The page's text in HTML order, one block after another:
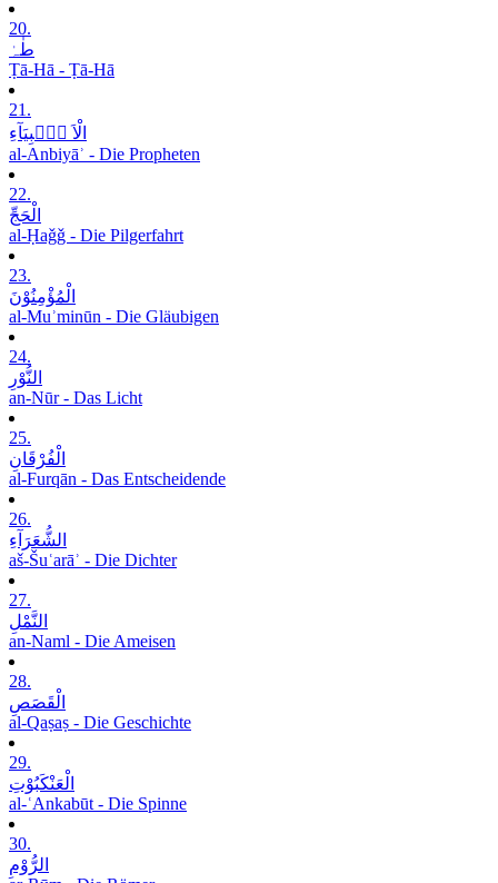
20.
طٰہٰ
Ṭā-Hā - Ṭā-Hā
21.
الْاَ نۡۢبِیَآءِ
al-Anbiyāʾ - Die Propheten
22.
الْحَجِّ
al-Ḥaǧǧ - Die Pilgerfahrt
23.
الْمُؤْمِنُوْنَ
al-Muʾminūn - Die Gläubigen
24.
النُّوْرِ
an-Nūr - Das Licht
25.
الْفُرْقَانِ
al-Furqān - Das Entscheidende
26.
الشُّعَرَآءِ
aš-Šuʿarāʾ - Die Dichter
27.
النَّمْلِ
an-Naml - Die Ameisen
28.
الْقَصَصِ
al-Qaṣaṣ - Die Geschichte
29.
الْعَنْکَبُوْتِ
al-ʿAnkabūt - Die Spinne
30.
الرُّوْمِ